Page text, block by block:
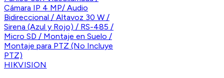
HIKVISION